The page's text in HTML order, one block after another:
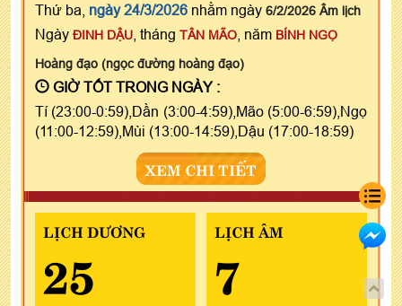
Thứ ba, ngày 24/3/2026 nhằm ngày 6/2/2026 Âm lịch
Ngày ĐINH DẬU , tháng TÂN MÃO , năm BÍNH NGỌ
Hoàng đạo (ngọc đường hoàng đạo)
GIỜ TỐT TRONG NGÀY :
Tí (23:00-0:59),Dần (3:00-4:59),Mão (5:00-6:59),Ngọ
(11:00-12:59),Mùi (13:00-14:59),Dậu (17:00-18:59)
XEM CHI TIẾT
LỊCH DƯƠNG
25
LỊCH ÂM
7